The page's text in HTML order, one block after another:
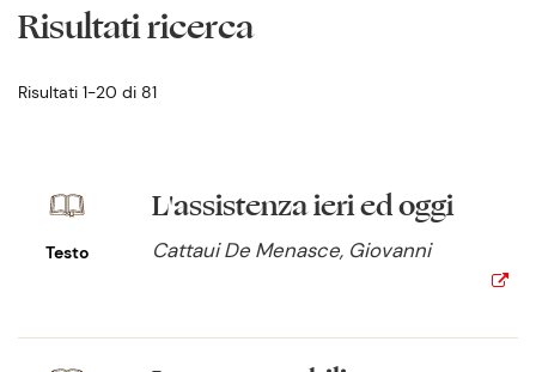
Risultati ricerca
Risultati 1-20 di 81
Testo
L'assistenza ieri ed oggi
Cattaui De Menasce, Giovanni